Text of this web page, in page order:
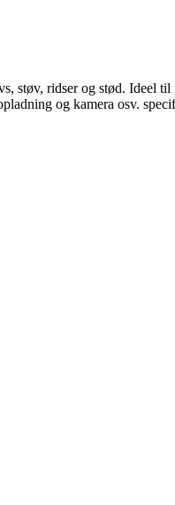
støv, ridser og stød. Ideel
og kamera osv.